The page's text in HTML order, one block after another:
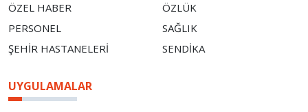
ÖZEL HABER
ÖZLÜK
PERSONEL
SAĞLIK
ŞEHİR HASTANELERİ
SENDİKA
UYGULAMALAR